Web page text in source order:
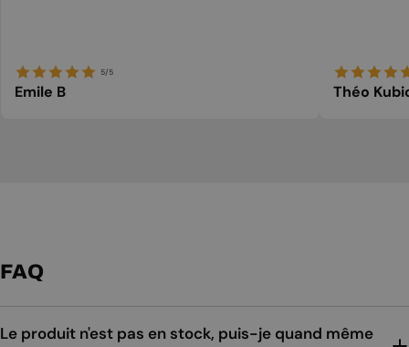
5/5
Emile B Théo
FAQ
Le produit n'est pas en stock, puis-je quand même